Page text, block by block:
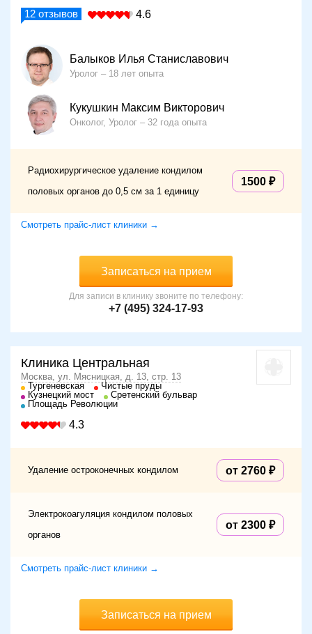
12 отзывов 4.6
Балыков Илья Станиславович
Уролог 18 лет опыта
Кукушкин Максим Викторович
Онколог, Уролог 32 года опыта
Радиохирургическое удаление кондилом
половых органов до 0,5 см за 1 единицу
1500
Смотреть прайс-лист клиники →
Записаться на прием
Для записи в клинику звоните по телефону:
+7 (495) 324-17-93
Клиника Центральная
Москва, ул. Мясницкая, д. 13, стр. 13
Тургеневская
Чистые пруды
Кузнецкий мост
Сретенский бульвар
Площадь Революции
4.3
Удаление остроконечных кондилом от 2760
Электрокоагуляция кондилом половых
органов
от 2300
Смотреть прайс-лист клиники →
Записаться на прием